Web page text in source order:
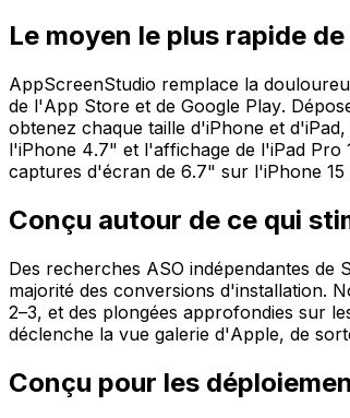
Le moyen le plus rapide
AppScreenStudio remplace la
de l'App Store et de Google Play.
obtenez chaque taille d'iPhone et
l'iPhone 4.7" et l'affichage de l'iPad Pro
captures d'écran de 6.7" sur l'iPhone
Conçu autour de ce qui
Des recherches ASO indépendantes
majorité des conversions d'installation.
2–3, et des plongées approfondies sur
déclenche la vue galerie d'Apple, de
Conçu pour les